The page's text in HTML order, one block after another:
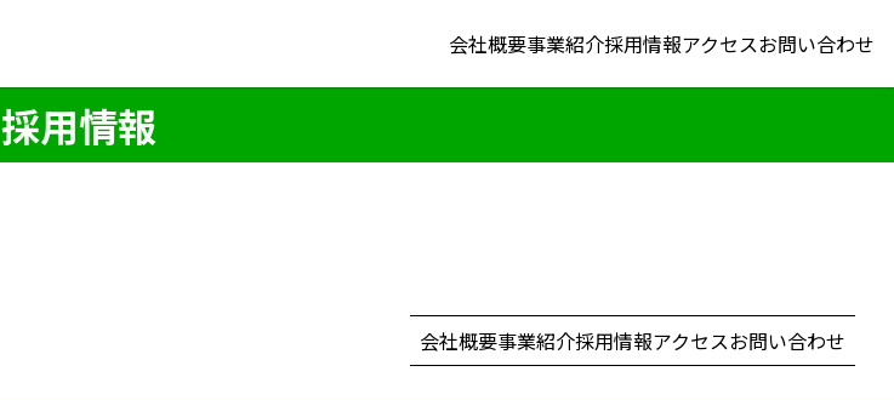
会社概要事業紹介採用情報アクセスお問い合わせ
採用情報
会社概要事業紹介採用情報アクセスお問い合わせ